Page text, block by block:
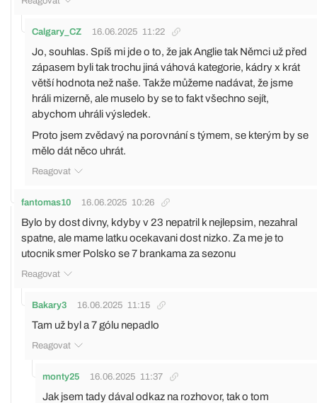
Calgary_CZ 16.06.2025 11:22
Jo, souhlas. Spíš mi jde o to, že jak Anglie tak Němci už před
zápasem byli tak trochu jiná váhová kategorie, kádry x krát
větší hodnota než naše. Takže můžeme nadávat, že jsme
hráli mizerně, ale muselo by se to fakt všechno sejít,
abychom uhráli výsledek.
Proto jsem zvědavý na porovnání s týmem, se kterým by se
mělo dát něco uhrát.
Reagovat
fantomas10 16.06.2025 10:26
Bylo by dost divny, kdyby v 23 nepatril k nejlepsim, nezahral
spatne, ale mame latku ocekavani dost nizko. Za me je to
utocnik smer Polsko se 7 brankama za sezonu
Reagovat
Bakary3 16.06.2025 11:15
Tam už byl a 7 gólu nepadlo
Reagovat
monty25 16.06.2025 11:37
Jak jsem tady dával odkaz na rozhovor, tak o tom